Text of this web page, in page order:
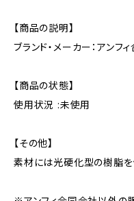
【商品の説明】
ブランド・メーカー：アンフ
【商品の状態】
使用状況 :未使用
【その他】
素材には光硬化型の樹脂を